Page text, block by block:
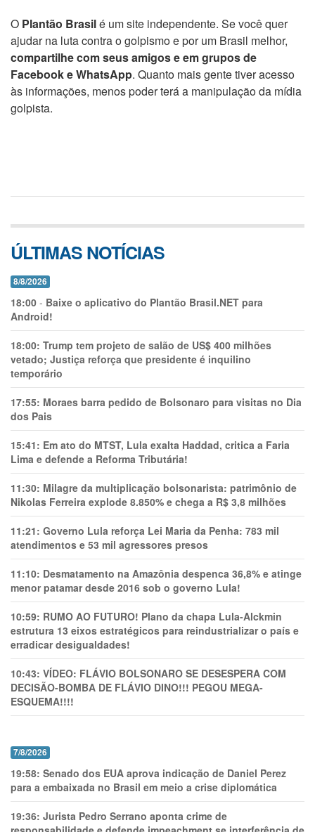
O Plantão Brasilé um site independente. Se você quer
ajudar na luta contra o golpismo e por um Brasil melhor,
compartilhe com seus amigos e em grupos de
Facebook e WhatsApp. Quanto mais gente tiver acesso
às informações, menos poder terá a manipulação da mídia
golpista.
ÚLTIMAS NOTÍCIAS
8/8/2026
18:00 - Baixe o aplicativo do Plantão Brasil.NET para
Android!
18:00: Trump tem projeto de salão de US$ 400 milhões
vetado; Justiça reforça que presidente é inquilino
temporário
17:55: Moraes barra pedido de Bolsonaro para visitas no Dia
dos Pais
15:41: Em ato do MTST, Lula exalta Haddad, critica a Faria
Lima e defende a Reforma Tributária!
11:30: Milagre da multiplicação bolsonarista: patrimônio de
Nikolas Ferreira explode 8.850% e chega a R$ 3,8 milhões
11:21: Governo Lula reforça Lei Maria da Penha: 783 mil
atendimentos e 53 mil agressores presos
11:10: Desmatamento na Amazônia despenca 36,8% e atinge
menor patamar desde 2016 sob o governo Lula!
10:59: RUMO AO FUTURO! Plano da chapa Lula-Alckmin
estrutura 13 eixos estratégicos para reindustrializar o país e
erradicar desigualdades!
10:43: VÍDEO: FLÁVIO BOLSONARO SE DESESPERA COM
DECISÃO-BOMBA DE FLÁVIO DINO!!! PEGOU MEGA-
ESQUEMA!!!!
7/8/2026
19:58: Senado dos EUA aprova indicação de Daniel Perez
para a embaixada no Brasil em meio a crise diplomática
19:36: Jurista Pedro Serrano aponta crime de